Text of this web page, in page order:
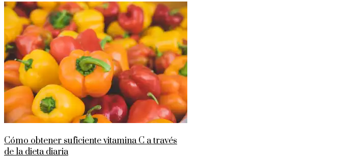
Cómo obtener suficiente vitamina C a través
de la dieta diaria